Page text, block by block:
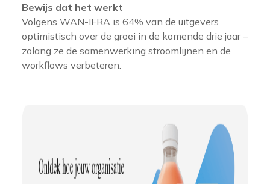
Bewijs dat het werkt
Volgens WAN-IFRA is 64% van de uitgevers
optimistisch over de groei in de komende drie jaar –
zolang ze de samenwerking stroomlijnen en de
workflows verbeteren.